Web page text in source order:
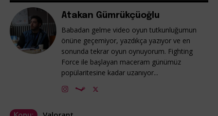
Atakan Gümrükçüoğlu
Babadan gelme video oyun tutkunluğumun
önüne geçemiyor, yazdıkça yazıyor ve en
sonunda tekrar oyun oynuyorum. Fighting
Force ile başlayan maceram günümüz
popülaritesine kadar uzanıyor...